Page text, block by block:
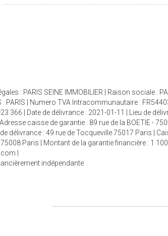
: PARIS SEINE IMMOBILIER | Raison sociale :
: PARIS | Numero TVA Intracommunautaire :
366 | Date de délivrance : 2021-01-11 | Lieu de
caisse de garantie : 89 rue de la BOETIE -
délivrance : 49 rue de Tocqueville 75017 Paris |
Paris | Montant de la garantie financière : 1
indépendante